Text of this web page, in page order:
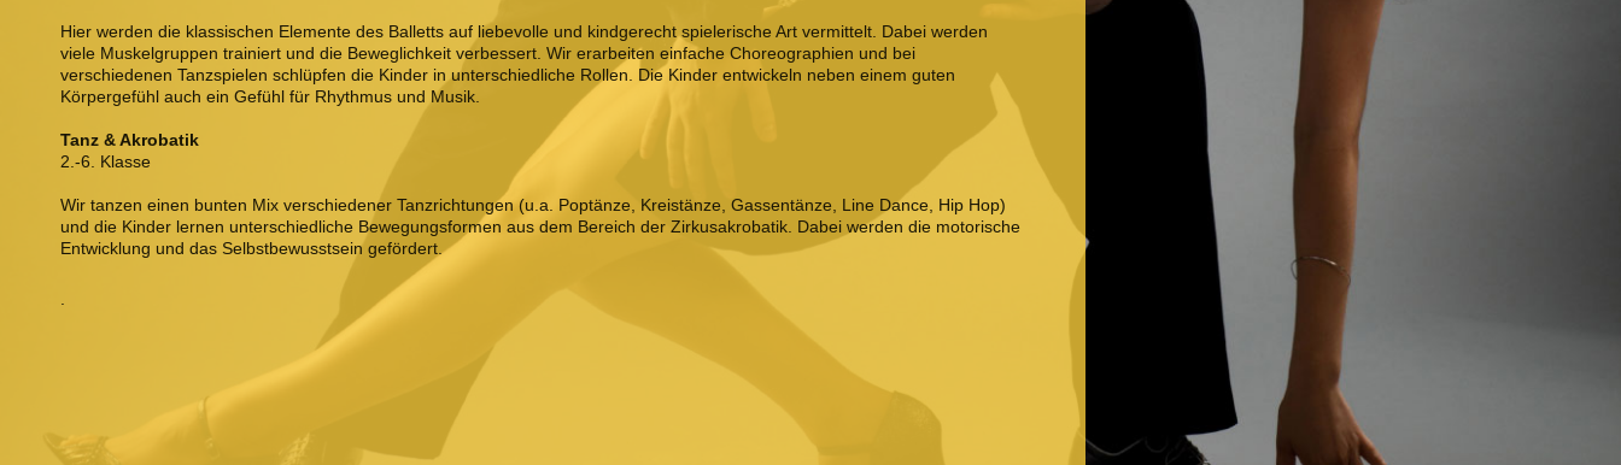
Hier werden die klassischen Elemente des Balletts auf liebevolle und kindgerecht spielerische Art vermittelt. Dabei werden
viele Muskelgruppen trainiert und die Beweglichkeit verbessert. Wir erarbeiten einfache Choreographien und bei
verschiedenen Tanzspielen schlüpfen die Kinder in unterschiedliche Rollen. Die Kinder entwickeln neben einem guten
Körpergefühl auch ein Gefühl für Rhythmus und Musik.
Tanz & Akrobatik
2.-6. Klasse
Wir tanzen einen bunten Mix verschiedener Tanzrichtungen (u.a. Poptänze, Kreistänze, Gassentänze, Line Dance, Hip Hop)
und die Kinder lernen unterschiedliche Bewegungsformen aus dem Bereich der Zirkusakrobatik. Dabei werden die motorische
Entwicklung und das Selbstbewusstsein gefördert.
.